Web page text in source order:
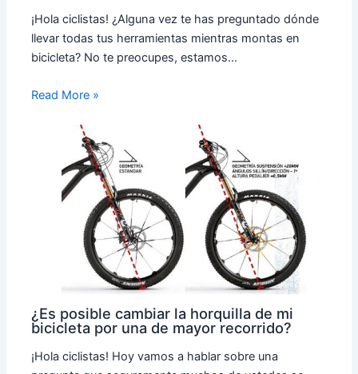
¡Hola ciclistas! ¿Alguna vez te has preguntado dónde
llevar todas tus herramientas mientras montas en
bicicleta? No te preocupes, estamos…
Read More »
¿Es posible cambiar la horquilla de mi
bicicleta por una de mayor recorrido?
¡Hola ciclistas! Hoy vamos a hablar sobre una